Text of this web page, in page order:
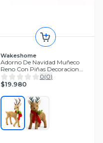
Wakeshome
Adorno De Navidad Muñeco
Reno Con Piñas Decoracion
Navideña
0(0)
$19.980